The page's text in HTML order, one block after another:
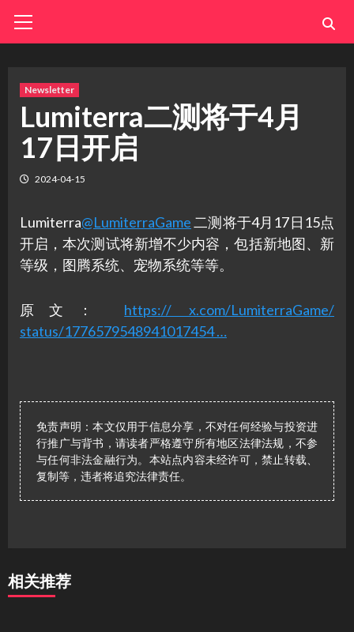
Menu
Newsletter
Lumiterra二测将于4月
17日开启
2024-04-15
Lumiterra@LumiterraGame 二测将于4月17日15点
开启，本次测试将新增不少内容，包括新地图、新
等级，图腾系统、宠物系统等等。
原文： https:// x.com/LumiterraGame/
status/1776579548941017454 …
免责声明：本文仅用于信息分享，不对任何经验与投资进
行推广与背书，请读者严格遵守所有地区法律法规，不参
与任何非法金融行为。本站点内容未经许可，禁止转载、
复制等，违者将追究法律责任。
相关推荐